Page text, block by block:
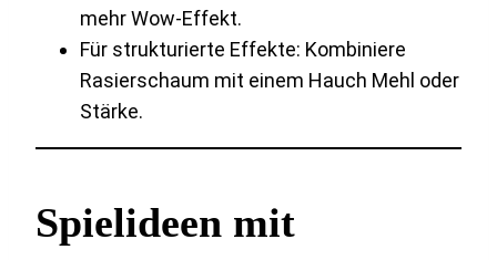
mehr Wow-Effekt.
Für strukturierte Effekte: Kombiniere
Rasierschaum mit einem Hauch Mehl oder
Stärke.
Spielideen mit